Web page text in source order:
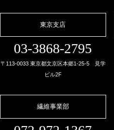
東京支店
03-3868-2795
〒113-0033 東京都文京区本郷1-25-5 見学
ビル2F
繊維事業部